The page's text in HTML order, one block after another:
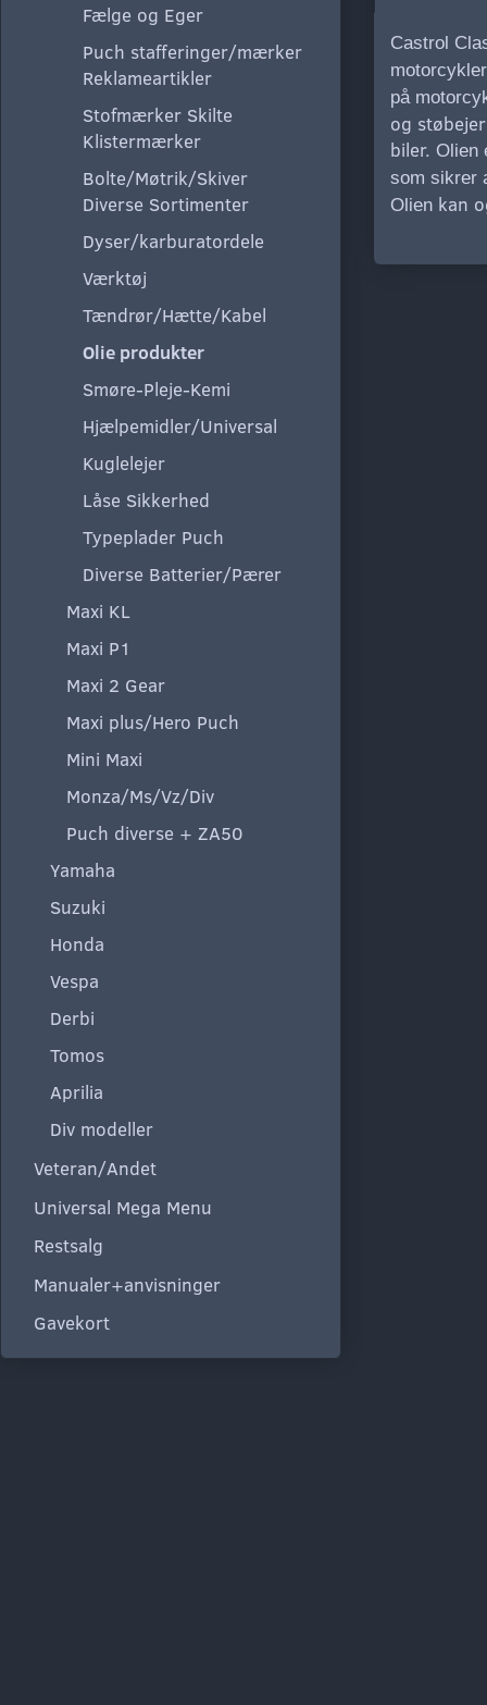
Fælge og Eger
Puch stafferinger/mærker
Reklameartikler
Stofmærker Skilte
Klistermærker
Bolte/Møtrik/Skiver
Diverse Sortimenter
Dyser/karburatordele
Værktøj
Tændrør/Hætte/Kabel
Olie produkter
Smøre-Pleje-Kemi
Hjælpemidler/Universal
Kuglelejer
Låse Sikkerhed
Typeplader Puch
Diverse Batterier/Pærer
Maxi KL
Maxi P1
Maxi 2 Gear
Maxi plus/Hero Puch
Mini Maxi
Monza/Ms/Vz/Div
Puch diverse + ZA50
Yamaha
Suzuki
Honda
Vespa
Derbi
Tomos
Aprilia
Div modeller
Veteran/Andet
Universal Mega Menu
Restsalg
Manualer+anvisninger
Gavekort
Castrol
på
og
biler. Olien
som sikrer
Olienkan